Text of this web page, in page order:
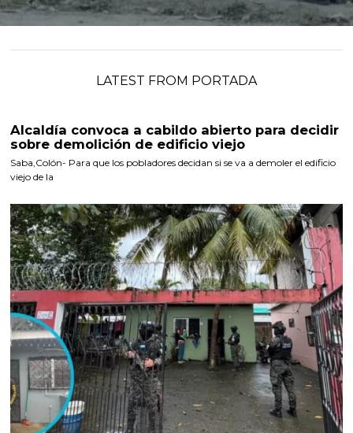
LATEST FROM PORTADA
Alcaldía convoca a cabildo abierto para decidir
sobre demolición de edificio viejo
Saba,Colón- Para que los pobladores decidan si se va a demoler el edificio
viejo de la